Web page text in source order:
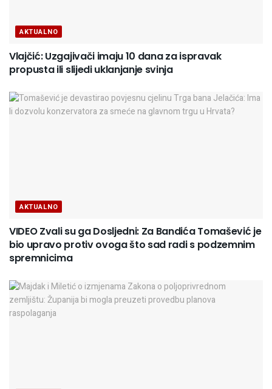
AKTUALNO
Vlajčić: Uzgajivači imaju 10 dana za ispravak
propusta ili slijedi uklanjanje svinja
AKTUALNO
VIDEO Zvali su ga Dosljedni: Za Bandića Tomašević je
bio upravo protiv ovoga što sad radi s podzemnim
spremnicima